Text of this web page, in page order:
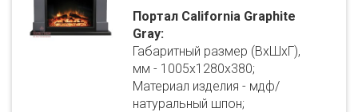
Портал California Graphite
Gray:
Габаритный размер (ВхШхГ),
мм - 1005х1280х380;
Материал изделия - мдф/
натуральный шпон;